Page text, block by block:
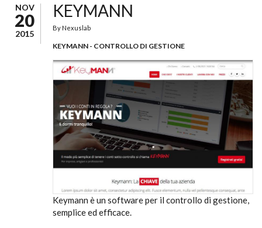
NOV
20
2015
KEYMANN
By Nexuslab
KEYMANN - CONTROLLO DI GESTIONE
Keymann è un software per il controllo di gestione,
semplice ed efficace.